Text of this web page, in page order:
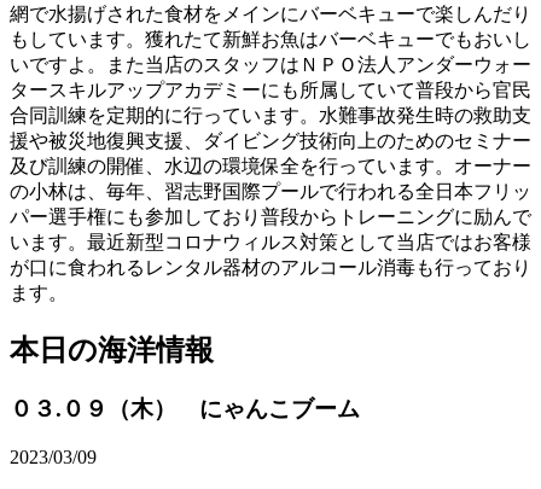
網で水揚げされた食材をメインにバーベキューで楽しんだり
もしています。獲れたて新鮮お魚はバーベキューでもおいし
いですよ。また当店のスタッフはＮＰＯ法人アンダーウォー
タースキルアップアカデミーにも所属していて普段から官民
合同訓練を定期的に行っています。水難事故発生時の救助支
援や被災地復興支援、ダイビング技術向上のためのセミナー
及び訓練の開催、水辺の環境保全を行っています。オーナー
の小林は、毎年、習志野国際プールで行われる全日本フリッ
パー選手権にも参加しており普段からトレーニングに励んで
います。最近新型コロナウィルス対策として当店ではお客様
が口に食われるレンタル器材のアルコール消毒も行っており
ます。
本日の海洋情報
０３.０９（木） にゃんこブーム
2023/03/09